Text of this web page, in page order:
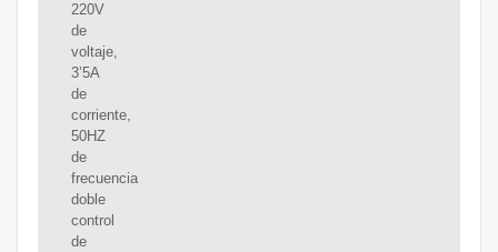
220V
de
voltaje,
3’5A
de
corriente,
50HZ
de
frecuencia
doble
control
de